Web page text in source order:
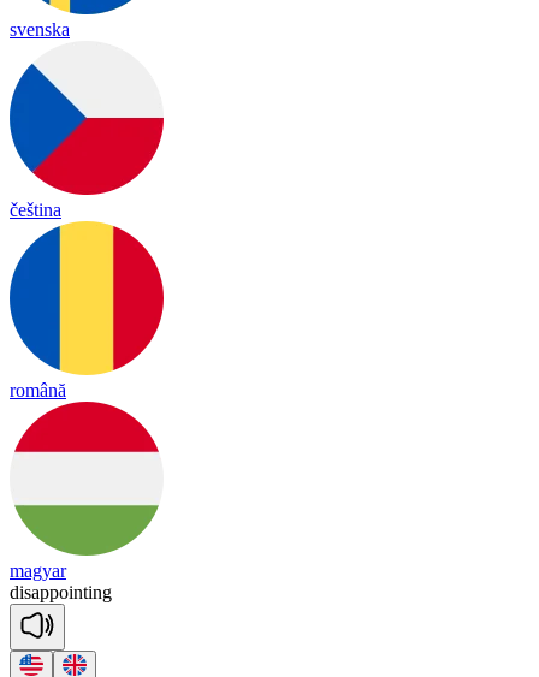
svenska
čeština
română
magyar
disappointing